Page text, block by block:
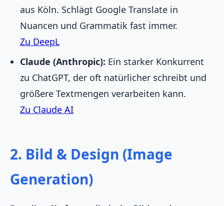
aus Köln. Schlägt Google Translate in
Nuancen und Grammatik fast immer.
Zu DeepL
Claude (Anthropic): Ein starker Konkurrent
zu ChatGPT, der oft natürlicher schreibt und
größere Textmengen verarbeiten kann.
Zu Claude AI
2. Bild & Design (Image
Generation)